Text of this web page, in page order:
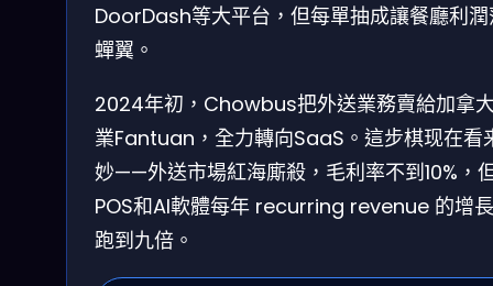
DoorDash等大平台，但每單抽成讓餐廳利
蟬翼。
2024年初，Chowbus把外送業務賣給加拿
業Fantuan，全力轉向SaaS。這步棋现在看
妙——外送市場紅海廝殺，毛利率不到10%，
POS和AI軟體每年 recurring revenue 的增
跑到九倍。